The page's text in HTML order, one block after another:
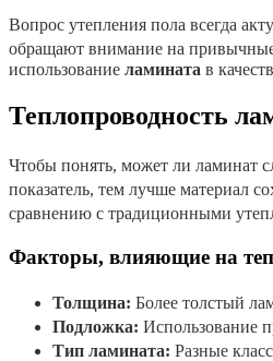
Вопрос утепления пола всегда
обращают внимание на привычные
использование ламината в
Теплопроводность
Чтобы понять, может ли ламинат
показатель, тем лучше материал
сравнению с традиционными
Факторы, влияющие на
Толщина: Более толстый
Подложка: Использование
Тип ламината: Разные